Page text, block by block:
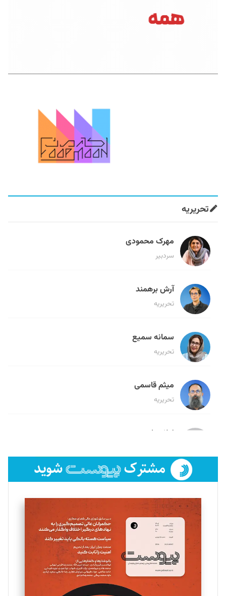
تحریریه
مهرک محمودی
سردبیر
آرش برهمند
تحریریه
سمانه سمیع
تحریریه
میثم قاسمی
تحریریه
لیلا حنارود
فائزه فتحی رستمی
تحریریه
سروش کرمیان
تحریریه
مینا پاکدل